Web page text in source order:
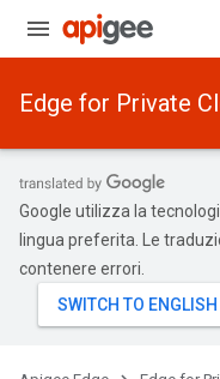
Edge for Private
Google utilizza la
lingua preferita. Le
contenere errori.